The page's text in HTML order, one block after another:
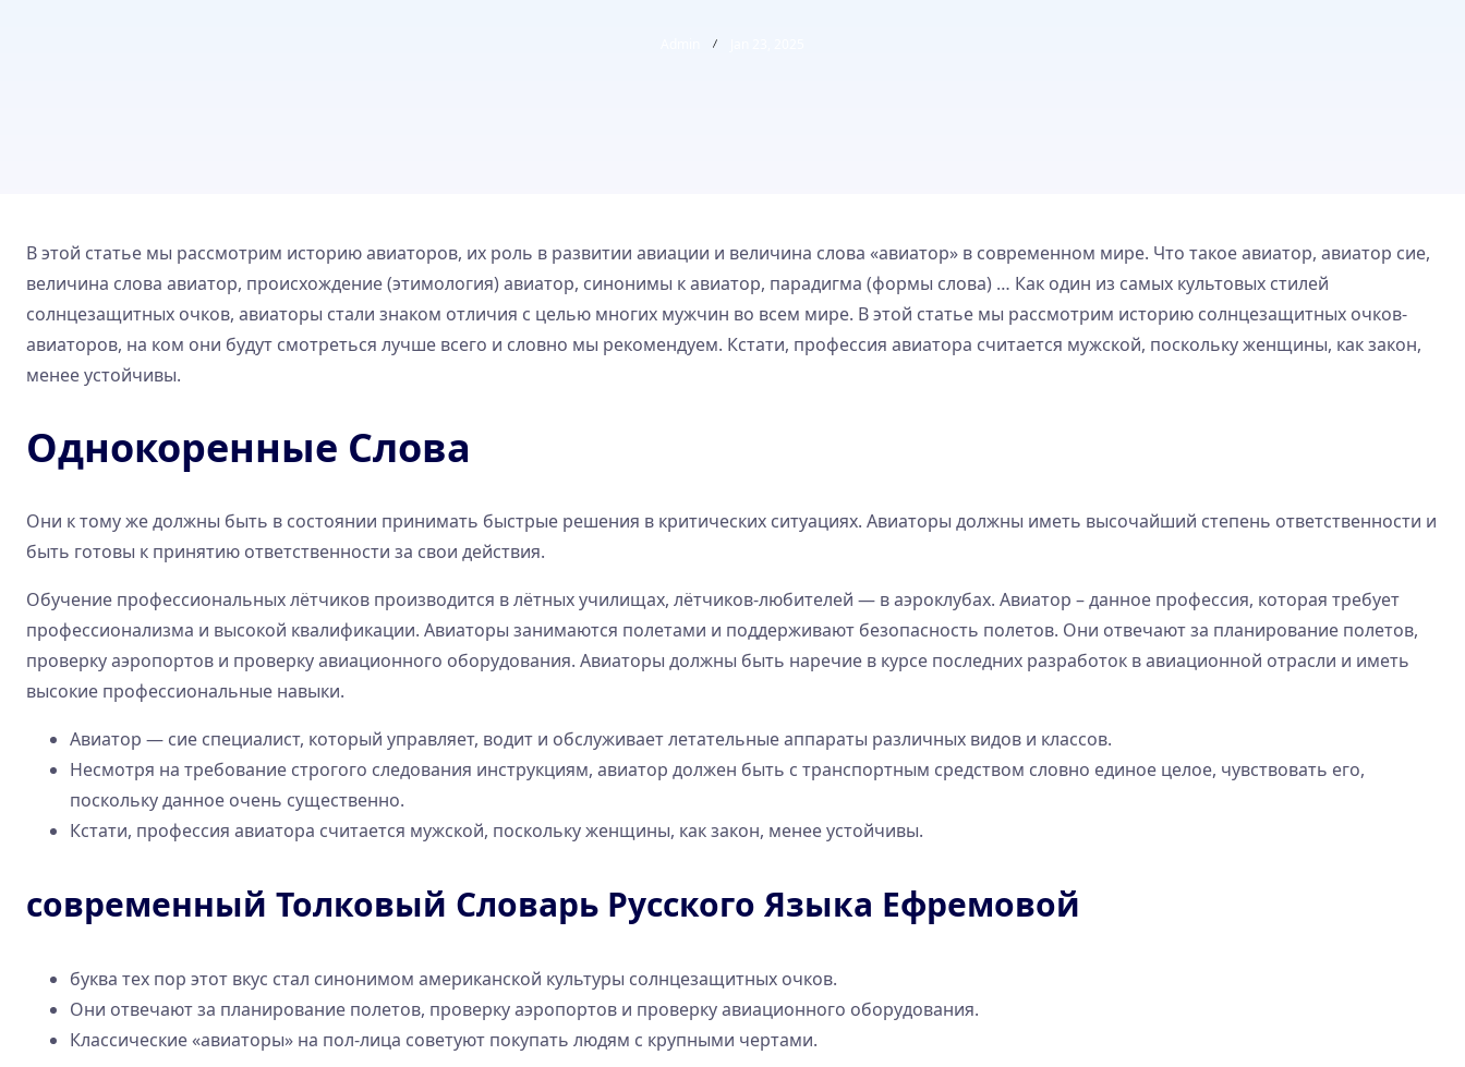
В этой статье мы рассмотрим историю авиаторов, их роль в развитии авиации и величина слова «авиатор» в современном мире. Что такое авиатор, авиатор сие,
величина слова авиатор, происхождение (этимология) авиатор, синонимы к авиатор, парадигма (формы слова) … Как один из самых культовых стилей
солнцезащитных очков, авиаторы стали знаком отличия с целью многих мужчин во всем мире. В этой статье мы рассмотрим историю солнцезащитных очков-
авиаторов, на ком они будут смотреться лучше всего и словно мы рекомендуем. Кстати, профессия авиатора считается мужской, поскольку женщины, как закон,
менее устойчивы.
Однокоренные Слова
Они к тому же должны быть в состоянии принимать быстрые решения в критических ситуациях. Авиаторы должны иметь высочайший степень ответственности и
быть готовы к принятию ответственности за свои действия.
Обучение профессиональных лётчиков производится в лётных училищах, лётчиков-любителей — в аэроклубах. Авиатор – данное профессия, которая требует
профессионализма и высокой квалификации. Авиаторы занимаются полетами и поддерживают безопасность полетов. Они отвечают за планирование полетов,
проверку аэропортов и проверку авиационного оборудования. Авиаторы должны быть наречие в курсе последних разработок в авиационной отрасли и иметь
высокие профессиональные навыки.
Авиатор — сие специалист, который управляет, водит и обслуживает летательные аппараты различных видов и классов.
Несмотря на требование строгого следования инструкциям, авиатор должен быть с транспортным средством словно единое целое, чувствовать его,
поскольку данное очень существенно.
Кстати, профессия авиатора считается мужской, поскольку женщины, как закон, менее устойчивы.
современный Толковый Словарь Русского Языка Ефремовой
буква тех пор этот вкус стал синонимом американской культуры солнцезащитных очков.
Они отвечают за планирование полетов, проверку аэропортов и проверку авиационного оборудования.
Классические «авиаторы» на пол-лица советуют покупать людям с крупными чертами.